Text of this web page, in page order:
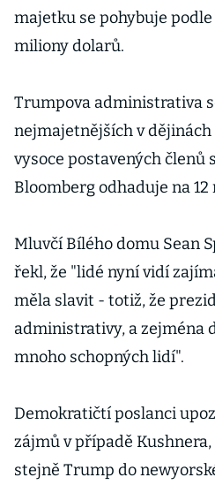
majetku se pohybuje podle
miliony dolarů.
Trumpova administrativa
nejmajetnějších v dějinách
vysoce postavených členů
Bloomberg odhaduje na
Mluvčí Bílého domu Sean
řekl, že "lidé nyní vidí
měla slavit - totiž, že
administrativy, a zejména
mnoho schopných lidí".
Demokratičtí poslanci
zájmů v případě
stejně Trump do